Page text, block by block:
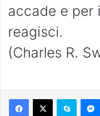
accade e per
reagisci.
(Charles R.